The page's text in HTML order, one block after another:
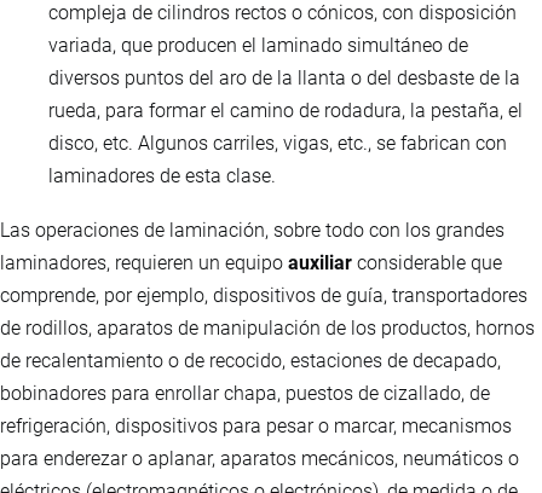
compleja de cilindros rectos o cónicos, con disposición
variada, que producen el laminado simultáneo de
diversos puntos del aro de la llanta o del desbaste de la
rueda, para formar el camino de rodadura, la pestaña, el
disco, etc. Algunos carriles, vigas, etc., se fabrican con
laminadores de esta clase.
Las operaciones de laminación, sobre todo con los grandes
laminadores, requieren un equipo auxiliar considerable que
comprende, por ejemplo, dispositivos de guía, transportadores
de rodillos, aparatos de manipulación de los productos, hornos
de recalentamiento o de recocido, estaciones de decapado,
bobinadores para enrollar chapa, puestos de cizallado, de
refrigeración, dispositivos para pesar o marcar, mecanismos
para enderezar o aplanar, aparatos mecánicos, neumáticos o